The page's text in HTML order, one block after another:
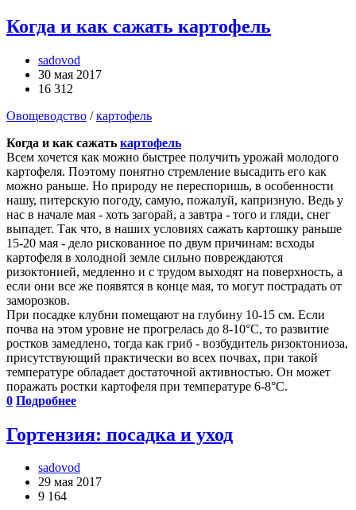
Когда и как сажать картофель
sadovod
30 мая 2017
16 312
Овощеводство /картофель
Когда и как сажать картофель
Всем хочется как можно быстрее получить урожай молодого
картофеля. Поэтому понятно стремление высадить его как
можно раньше. Но природу не переспоришь, в особенности
нашу, питерскую погоду, самую, пожалуй, капризную. Ведь у
нас в начале мая - хоть загорай, а завтра - того и гляди, снег
выпадет. Так что, в наших условиях сажать картошку раньше
15-20 мая - дело рискованное по двум причинам: всходы
картофеля в холодной земле сильно повреждаются
ризоктонией, медленно и с трудом выходят на поверхность, а
если они все же появятся в конце мая, то могут пострадать от
заморозков.
При посадке клубни помещают на глубину 10-15 см. Если
почва на этом уровне не прогрелась до 8-10°С, то развитие
ростков замедлено, тогда как гриб - возбудитель ризоктониоза,
присутствующий практически во всех почвах, при такой
температуре обладает достаточной активностью. Он может
поражать ростки картофеля при температуре 6-8°С.
0 Подробнее
Гортензия: посадка и уход
sadovod
29 мая 2017
9 164